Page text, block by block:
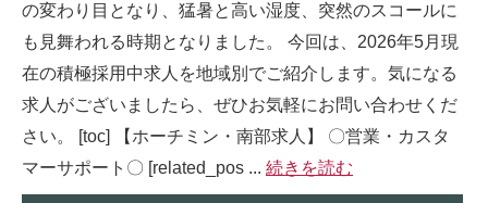
の変わり目となり、猛暑と高い湿度、突然のスコールに
も見舞われる時期となりました。 今回は、2026年5月現
在の積極採用中求人を地域別でご紹介します。気になる
求人がございましたら、ぜひお気軽にお問い合わせくだ
さい。 [toc] 【ホーチミン・南部求人】 〇営業・カスタ
マーサポート〇 [related_pos ... 続きを読む